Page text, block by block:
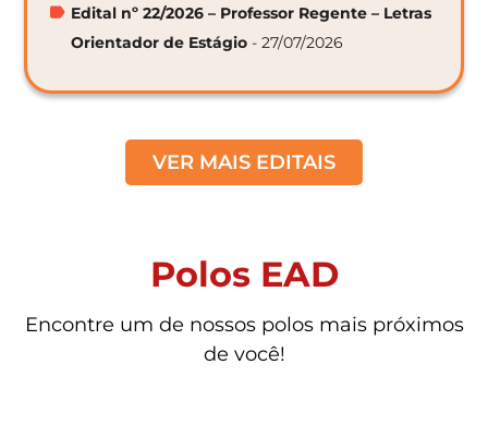
Edital nº 22/2026 – Professor Regente – Letras
Orientador de Estágio - 27/07/2026
VER MAIS EDITAIS
Polos EAD
Encontre um de nossos polos mais próximos
de você!